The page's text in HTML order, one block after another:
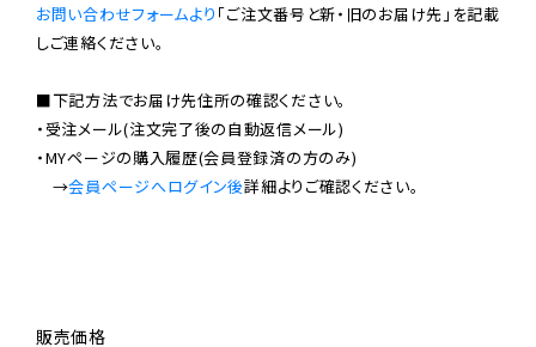
お問い合わせフォームより 「ご注文番号と新・旧のお届け先」を記載
しご連絡ください。
■下記方法でお届け先住所の確認ください。
・受注メール(注文完了後の自動返信メール)
・MYページの購入履歴(会員登録済の方のみ)
→会員ページへログイン後